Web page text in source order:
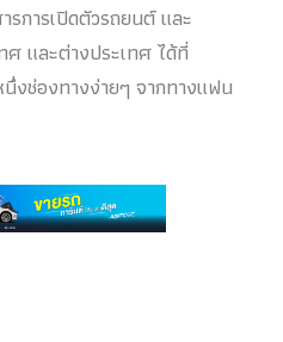
รการเปิดตัวรถยนต์ และ
และต่างประเทศ ได้ที่
งช่องทางง่ายๆ จากทางแฟน